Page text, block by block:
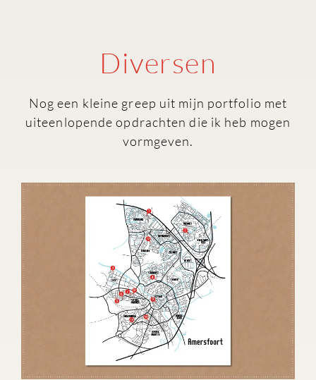
Diversen
Nog een kleine greep uit mijn portfolio met
uiteenlopende opdrachten die ik heb mogen
vormgeven.